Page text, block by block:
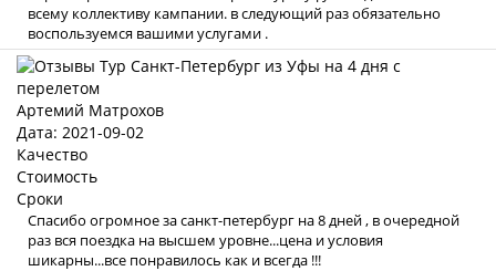
всему коллективу кампании. в следующий раз обязательно
воспользуемся вашими услугами .
Артемий Матрохов
Дата: 2021-09-02
Качество
Стоимость
Сроки
Спасибо огромное за санкт-петербург на 8 дней , в очередной
раз вся поездка на высшем уровне...цена и условия
шикарны...все понравилось как и всегда !!!